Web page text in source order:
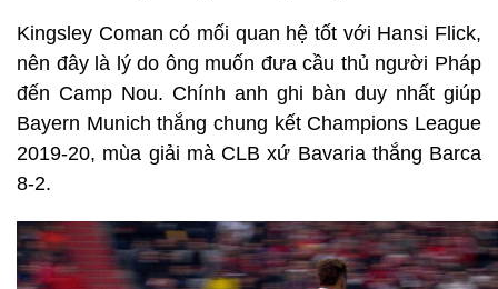
Kingsley Coman có mối quan hệ tốt với Hansi Flick,
nên đây là lý do ông muốn đưa cầu thủ người Pháp
đến Camp Nou. Chính anh ghi bàn duy nhất giúp
Bayern Munich thắng chung kết Champions League
2019-20, mùa giải mà CLB xứ Bavaria thắng Barca
8-2.